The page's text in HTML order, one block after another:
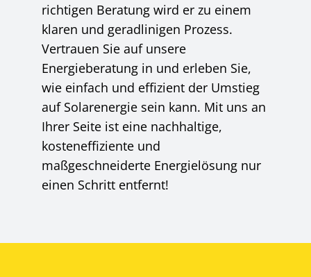
richtigen Beratung wird er zu einem
klaren und geradlinigen Prozess.
Vertrauen Sie auf unsere
Energieberatung in und erleben Sie,
wie einfach und effizient der Umstieg
auf Solarenergie sein kann. Mit uns an
Ihrer Seite ist eine nachhaltige,
kosteneffiziente und
maßgeschneiderte Energielösung nur
einen Schritt entfernt!